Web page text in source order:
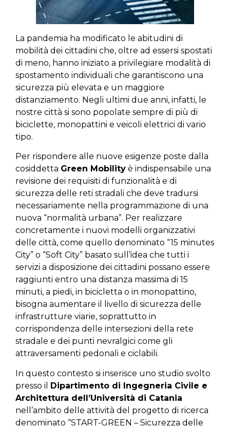
La pandemia ha modificato le abitudini di
mobilità dei cittadini che, oltre ad essersi spostati
di meno, hanno iniziato a privilegiare modalità di
spostamento individuali che garantiscono una
sicurezza più elevata e un maggiore
distanziamento. Negli ultimi due anni, infatti, le
nostre città si sono popolate sempre di più di
biciclette, monopattini e veicoli elettrici di vario
tipo.
Per rispondere alle nuove esigenze poste dalla
cosiddetta Green Mobility è indispensabile una
revisione dei requisiti di funzionalità e di
sicurezza delle reti stradali che deve tradursi
necessariamente nella programmazione di una
nuova “normalità urbana”. Per realizzare
concretamente i nuovi modelli organizzativi
delle città, come quello denominato “15 minutes
City” o “Soft City” basato sull’idea che tutti i
servizi a disposizione dei cittadini possano essere
raggiunti entro una distanza massima di 15
minuti, a piedi, in bicicletta o in monopattino,
bisogna aumentare il livello di sicurezza delle
infrastrutture viarie, soprattutto in
corrispondenza delle intersezioni della rete
stradale e dei punti nevralgici come gli
attraversamenti pedonali e ciclabili.
In questo contesto si inserisce uno studio svolto
presso il Dipartimento di Ingegneria Civile e
Architettura dell’Università di Catania
nell’ambito delle attività del progetto di ricerca
denominato “START-GREEN – Sicurezza delle